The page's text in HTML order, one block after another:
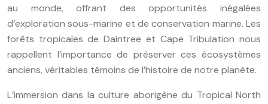
au monde, offrant des opportunités inégalées
d’exploration sous-marine et de conservation marine. Les
forêts tropicales de Daintree et Cape Tribulation nous
rappellent l’importance de préserver ces écosystèmes
anciens, véritables témoins de l’histoire de notre planète.
L’immersion dans la culture aborigène du Tropical North